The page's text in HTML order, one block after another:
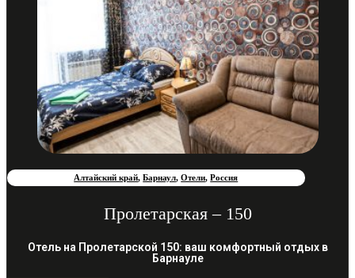
Алтайский край,Барнаул,Отели,Россия
Пролетарская – 150
Отель на Пролетарской 150: ваш комфортный отдых в
Барнауле